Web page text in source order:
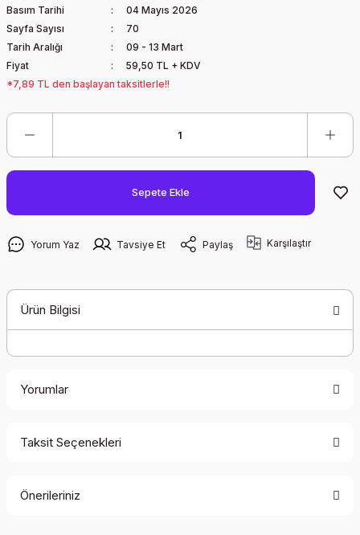
Basım Tarihi
04 Mayıs 2026
Sayfa Sayısı
70
Tarih Aralığı
09 - 13 Mart
Fiyat
59,50 TL + KDV
*7,89 TL den başlayan taksitlerle!!
Sepete Ekle
Yorum Yaz Tavsiye Et Paylaş Karşılaştır
Ürün Bilgisi
Yorumlar
Taksit Seçenekleri
Önerileriniz